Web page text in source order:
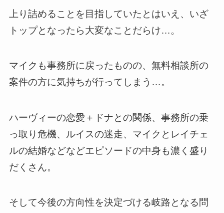
上り詰めることを目指していたとはいえ、いざ
トップとなったら大変なことだらけ…。
マイクも事務所に戻ったものの、無料相談所の
案件の方に気持ちが行ってしまう…。
ハーヴィーの恋愛＋ドナとの関係、事務所の乗
っ取り危機、ルイスの迷走、マイクとレイチェ
ルの結婚などなどエピソードの中身も濃く盛り
だくさん。
そして今後の方向性を決定づける岐路となる問